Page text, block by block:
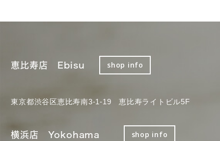
恵比寿店 Ebisu shop info
東京都渋谷区恵比寿南3-1-19 恵比寿ライトビル5F
横浜店 Yokohama shop info